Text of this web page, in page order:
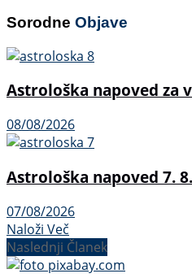
Sorodne Objave
Astrološka napoved za
08/08/2026
Astrološka napoved 7.
07/08/2026
Naloži Več
Naslednji Članek